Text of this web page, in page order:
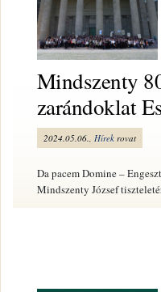
Mindszenty
zarándoklat
2024.05.06., Hírek rovat
Da pacem Domine –
Mindszenty József